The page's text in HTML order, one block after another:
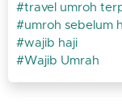
travel umroh
umroh sebelum
wajib haji
Wajib Umrah